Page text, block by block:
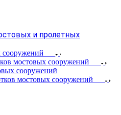
и пролетных
мостовых сооружений
сооружений
мостовых сооружений